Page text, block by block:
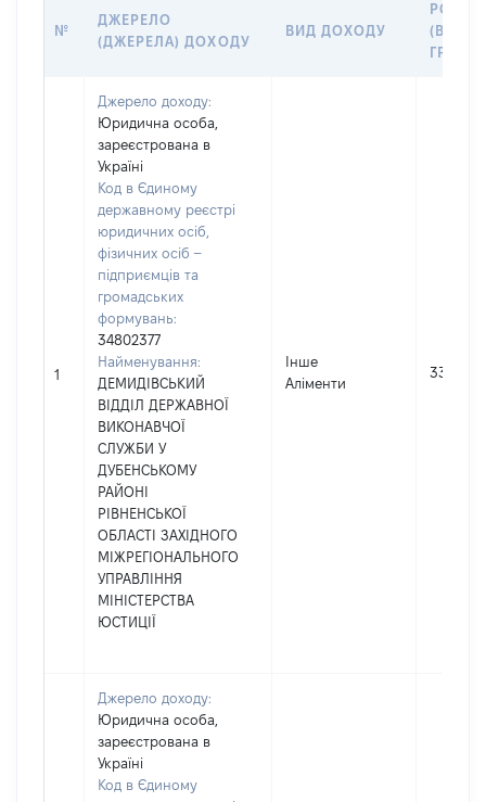
№
ДЖЕРЕЛО
(ДЖЕРЕЛА) ДОХОДУ
ВИД ДОХОДУ
ГРН
1
Джерело доходу:
Юридична особа,
зареєстрована в
Україні
Код в Єдиному
державному реєстрі
юридичних осіб,
фізичних осіб –
підприємців та
громадських
формувань:
34802377
Найменування:
ДЕМИДІВСЬКИЙ
ВІДДІЛ ДЕРЖАВНОЇ
ВИКОНАВЧОЇ
СЛУЖБИ У
ДУБЕНСЬКОМУ
РАЙОНІ
РІВНЕНСЬКОЇ
ОБЛАСТІ ЗАХІДНОГО
МІЖРЕГІОНАЛЬНОГО
УПРАВЛІННЯ
МІНІСТЕРСТВА
ЮСТИЦІЇ
Інше
Аліменти
33002
Джерело доходу:
Юридична особа,
зареєстрована в
Україні
Код в Єдиному